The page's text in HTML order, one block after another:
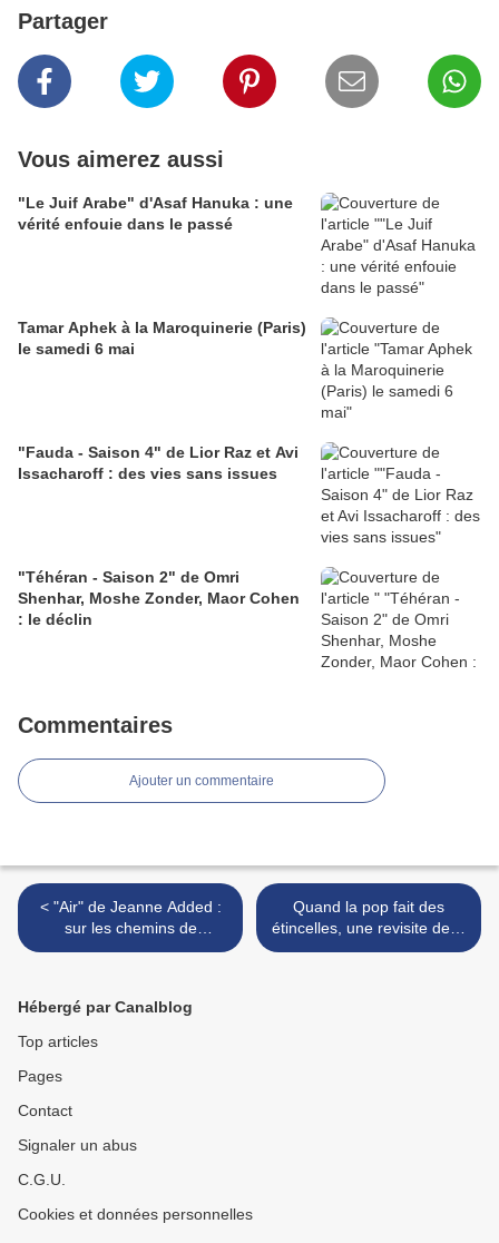
Partager
Vous aimerez aussi
"Le Juif Arabe" d'Asaf Hanuka : une
vérité enfouie dans le passé
Tamar Aphek à la Maroquinerie (Paris)
le samedi 6 mai
"Fauda - Saison 4" de Lior Raz et Avi
Issacharoff : des vies sans issues
"Téhéran - Saison 2" de Omri
Shenhar, Moshe Zonder, Maor Cohen
: le déclin
Commentaires
Ajouter un commentaire
< "Air" de Jeanne Added :
sur les chemins de
traverse...
Quand la pop fait des
étincelles, une revisite de la
discographie de Sparks :
Hébergé par Canalblog
Top articles
Pages
Contact
Signaler un abus
C.G.U.
Cookies et données personnelles